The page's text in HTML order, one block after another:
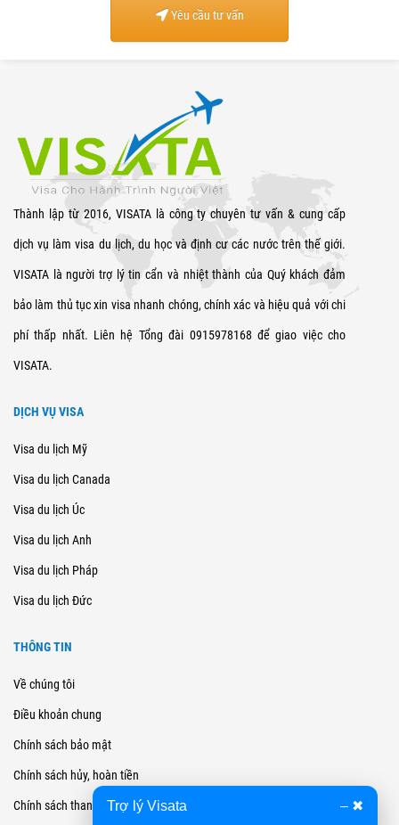
Yêu cầu tư vấn
Thành lập từ 2016, VISATA là công ty chuyên tư vấn & cung cấp
dịch vụ làm visa du lịch, du học và định cư các nước trên thế giới.
VISATA là người trợ lý tin cẩn và nhiệt thành của Quý khách đảm
bảo làm thủ tục xin visa nhanh chóng, chính xác và hiệu quả với chi
phí thấp nhất. Liên hệ Tổng đài 0915978168 để giao việc cho
VISATA.
DỊCH VỤ VISA
Visa du lịch Mỹ
Visa du lịch Canada
Visa du lịch Úc
Visa du lịch Anh
Visa du lịch Pháp
Visa du lịch Đức
THÔNG TIN
Về chúng tôi
Điều khoản chung
Chính sách bảo mật
Chính sách hủy, hoàn tiền
Chính sách thanh toánTrợ lý Visata – ✖